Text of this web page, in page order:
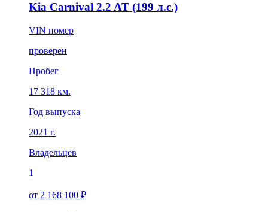
Kia Carnival 2.2 AT (199 л.с.)
VIN номер
проверен
Пробег
17 318 км.
Год выпуска
2021 г.
Владельцев
1
от 2 168 100 ₽